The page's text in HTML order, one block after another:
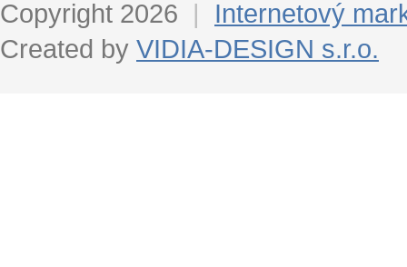
Copyright 2026 |
Internetový
Created by VIDIA-DESIGN s.r.o.